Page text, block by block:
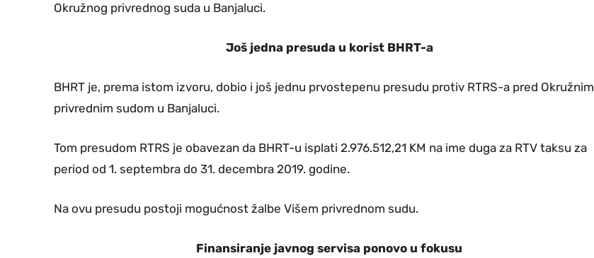
Okružnog privrednog suda u Banjaluci.
Još jedna presuda u korist BHRT-a
BHRT je, prema istom izvoru, dobio i još jednu prvostepenu presudu protiv RTRS-a pred Okružnim
privrednim sudom u Banjaluci.
Tom presudom RTRS je obavezan da BHRT-u isplati 2.976.512,21 KM na ime duga za RTV taksu za
period od 1. septembra do 31. decembra 2019. godine.
Na ovu presudu postoji mogućnost žalbe Višem privrednom sudu.
Finansiranje javnog servisa ponovo u fokusu